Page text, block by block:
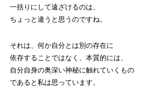
一括りにして遠ざけるのは、
ちょっと違うと思うのですね。
それは、何か自分とは別の存在に
依存することではなく、本質的には、
自分自身の奥深い神秘に触れていくもの
であると私は思っています。